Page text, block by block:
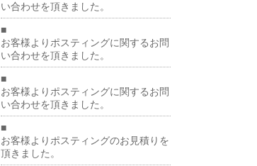
い合わせを頂きました。
■
お客様よりポスティングに関するお問
い合わせを頂きました。
■
お客様よりポスティングに関するお問
い合わせを頂きました。
■
お客様よりポスティングのお見積りを
頂きました。